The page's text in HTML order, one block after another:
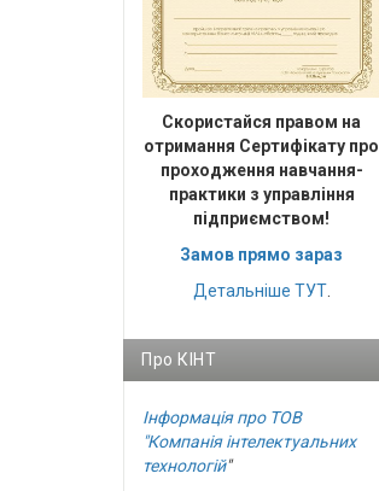
Cкористайся правом на
отримання Сертифікату про
проходження навчання-
практики з управління
підприємством!
Замов прямо зараз
Детальніше ТУТ.
Про КІНТ
Інформація про ТОВ
"Компанія інтелектуальних
технологій"